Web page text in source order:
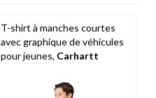
T-shirt à manches courtes
avec graphique de véhicules
pour jeunes, Carhartt